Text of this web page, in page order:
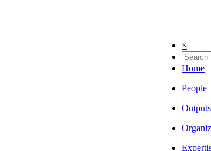
×
Home
People
Outputs